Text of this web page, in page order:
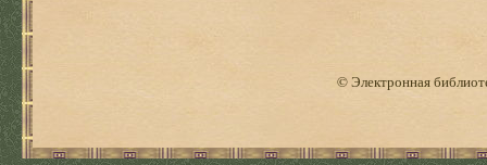
© Электронная